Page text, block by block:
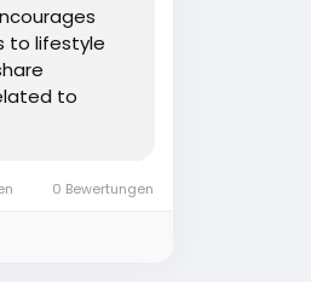
to lifestyle
to
0 Bewertungen